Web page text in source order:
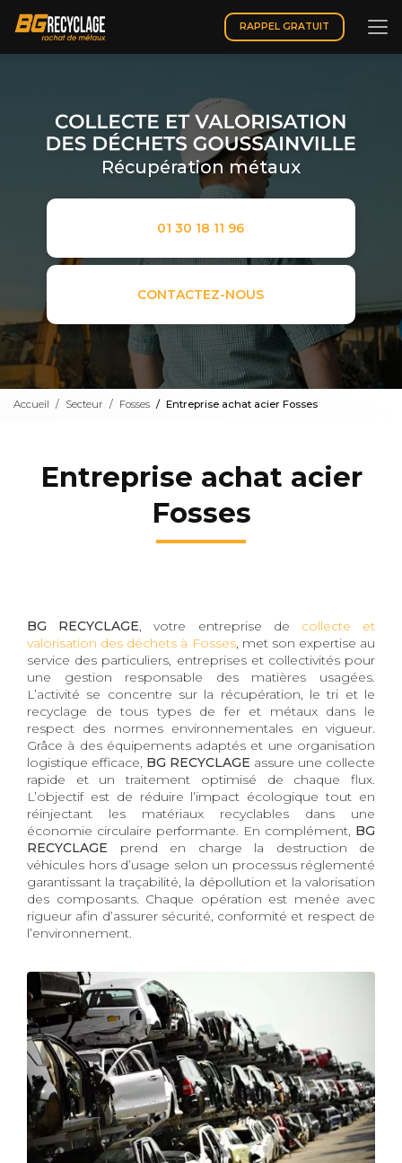
contenu
principal
RAPPEL GRATUIT
Récupération métaux
01 30 18 11 96
CONTACTEZ-NOUS
Accueil Secteur Fosses Entreprise achat acier Fosses
Entreprise achat acier
Fosses
BG RECYCLAGE, votre entreprise de collecte et
valorisation des déchets à Fosses, met son expertise au
service des particuliers, entreprises et collectivités pour
une gestion responsable des matières usagées.
L’activité se concentre sur la récupération, le tri et le
recyclage de tous types de fer et métaux dans le
respect des normes environnementales en vigueur.
Grâce à des équipements adaptés et une organisation
logistique efficace, BG RECYCLAGE assure une collecte
rapide et un traitement optimisé de chaque flux.
L’objectif est de réduire l’impact écologique tout en
réinjectant les matériaux recyclables dans une
économie circulaire performante. En complément, BG
RECYCLAGE prend en charge la destruction de
véhicules hors d’usage selon un processus réglementé
garantissant la traçabilité, la dépollution et la valorisation
des composants. Chaque opération est menée avec
rigueur afin d’assurer sécurité, conformité et respect de
l’environnement.